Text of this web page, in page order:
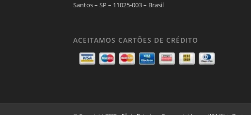
Santos – SP – 11025-003 – Brasil
ACEITAMOS CARTÕES DE CRÉDITO